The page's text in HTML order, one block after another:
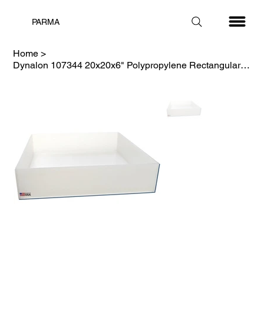
PARMA
Home >
Dynalon 107344 20x20x6" Polypropylene Rectangular Tray